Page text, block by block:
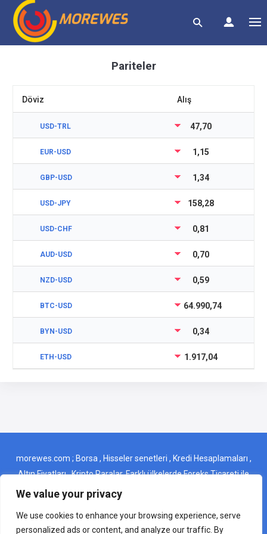
We value your privacy
We use cookies to enhance your browsing experience, serve
personalized ads or content, and analyze our traffic. By
Pariteler
Döviz Alış
USD-TRL 47,70
EUR-USD 1,15
GBP-USD 1,34
USD-JPY 158,28
USD-CHF 0,81
AUD-USD 0,70
NZD-USD 0,59
BTC-USD 64.990,74
BYN-USD 0,34
ETH-USD 1.917,04
morewes.com ; Borsa , Hisseler senetleri , Kredi Hesaplamaları ,
Altın Fiyatları , Kripto Paralar, Farklı ülkelerde Foreks Ticareti ile
ilgili ince detaylar gibi önemli başlıkları tek bir yerden kolayca
where you can easily find important topics such as Stock